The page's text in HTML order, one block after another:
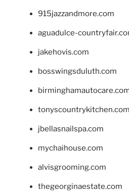
915jazzandmore.com
aguadulce-
jakehovis.com
bosswingsduluth.com
tonyscountrykitchen.com
jbellasnailspa.com
mychaihouse.com
alvisgrooming.com
thegeorginaestate.com